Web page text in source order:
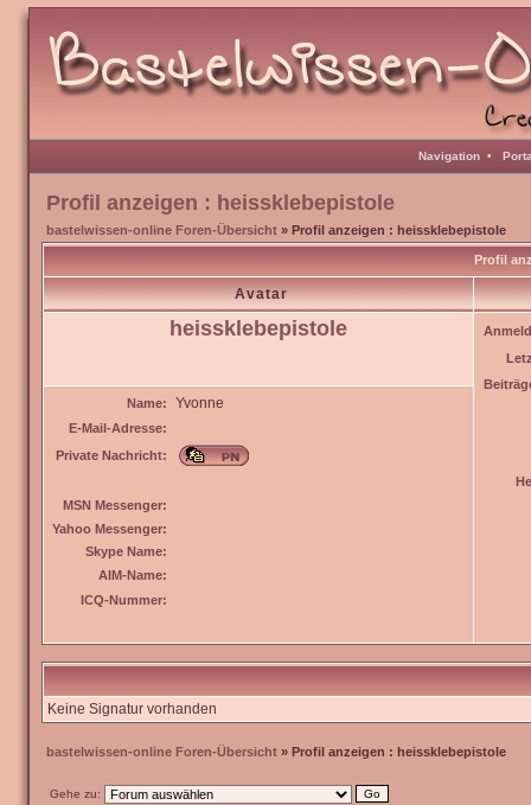
Navigation •
Profil anzeigen : heissklebepistole
bastelwissen-online Foren-Übersicht » Profil anzeigen : heissklebepistole
Profil
Avatar
heissklebepistole
Name: Yvonne
E-Mail-Adresse:
Private Nachricht:
MSN Messenger:
Yahoo Messenger:
Skype Name:
AIM-Name:
ICQ-Nummer:
Keine Signatur vorhanden
bastelwissen-online Foren-Übersicht » Profil anzeigen : heissklebepistole
Gehe zu: